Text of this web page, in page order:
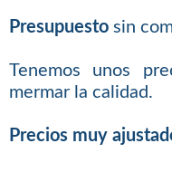
Presupuestosin
Tenemos unos
mermar la calidad.
Precios muy